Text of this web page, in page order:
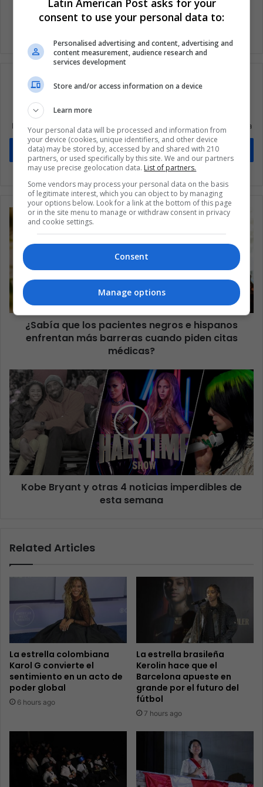
Suscríbete a nuestra lista de correos
Mantente informado sobre lo que está pasando en Latinoamérica
Suscríbete
¿Sabía que los pacientes negros e hispanos
enfrentan más barreras cuando piden citas
médicas?
Kobe Bryant y otras 4 noticias imperdibles de
esta semana
Related Articles
La estrella colombiana
Karol G convierte el
sentimiento en un acto de
poder global
6 hours ago
La estrella brasileña
Kerolin hace que el
Barcelona apueste en
grande por el futuro del
fútbol
7 hours ago
Latin American Post asks for your
consent to use your personal data to:
Personalised advertising and content, advertising and
content measurement, audience research and
services development
Store and/or access information on a device
Learn more
Your personal data will be processed and information from
your device (cookies, unique identifiers, and other device
data) may be stored by, accessed by and shared with 210
partners, or used specifically by this site. We and our partners
may use precise geolocation data. List of partners.
Some vendors may process your personal data on the basis
of legitimate interest, which you can object to by managing
your options below. Look for a link at the bottom of this page
or in the site menu to manage or withdraw consent in privacy
and cookie settings.
Consent
Manage options